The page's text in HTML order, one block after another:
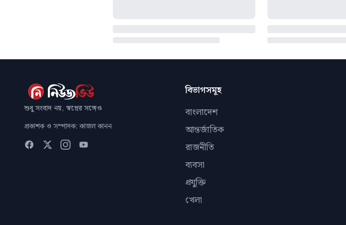
শুধু সংবাদ নয়, স্বপ্নের সঙ্গেও
প্রকাশক ও সম্পাদক: কাজল কানন
বিভাগসমূহ
বাংলাদেশ
আন্তর্জাতিক
রাজনীতি
ব্যবসা
প্রযুক্তি
খেলা